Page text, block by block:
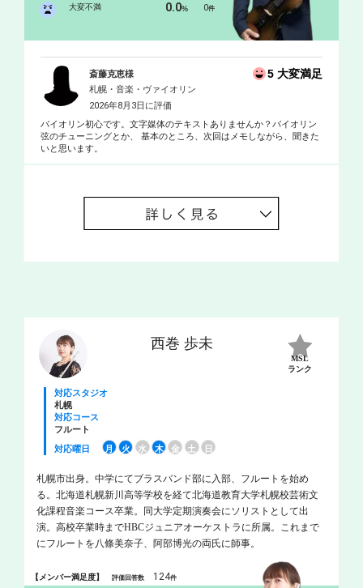
大変不満 0.0% 0件
斎藤克恵様 5 大変満足
札幌・音楽・ヴァイオリン
2026年8月3日に評価
バイオリン初心です。文字媒体のテキストありませんか？バイオリン
弦のチューニングとか、 基本のところ、次回はメモしながら、聞きた
いと思います。
西巻 歩未
MSL
ランク
対応スタジオ
札幌
対応コース
フルート
対応曜日
月 火 水 木 金 土 日
札幌市出身。中学にてブラスバンド部に入部、フルートを始め
る。北海道札幌新川高等学校を経て北海道教育大学札幌校芸術文
化課程音楽コース卒業。同大学定期演奏会にソリストとして出
演。高校卒業時までHBCジュニアオーケストラに所属。これまで
にフルートを八條美奈子、阿部博光の両氏に師事。
【メンバー満足度】評価回答数 124件